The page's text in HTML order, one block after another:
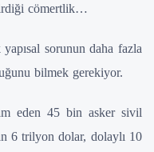
cömertlik…
sorunun daha fazla
bilmek gerekiyor.
eden 45 bin asker sivil
6 trilyon dolar, dolaylı 10